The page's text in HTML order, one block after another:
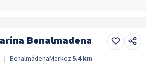
Benalmadena
| BenalmádenaMerkez:5.4 km